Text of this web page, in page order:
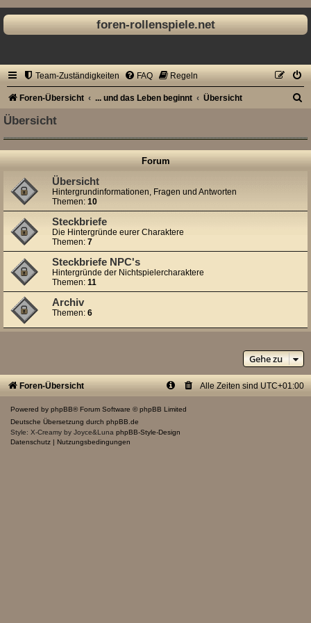
foren-rollenspiele.net
Team-Zuständigkeiten FAQ Regeln
Foren-Übersicht ... und das Leben beginnt Übersicht
h
Übersicht
Forum
Übersicht
Hintergrundinformationen, Fragen und Antworten
Themen: 10
Steckbriefe
Die Hintergründe eurer Charaktere
Themen: 7
Steckbriefe NPC's
Hintergründe der Nichtspielercharaktere
Themen: 11
Archiv
Themen: 6
Gehe zu
Foren-Übersicht Alle Zeiten sind UTC+01:00
Powered by phpBB® Forum Software © phpBB Limited
Deutsche Übersetzung durch phpBB.de
Style: X-Creamy by Joyce&Luna phpBB-Style-Design
Datenschutz | Nutzungsbedingungen